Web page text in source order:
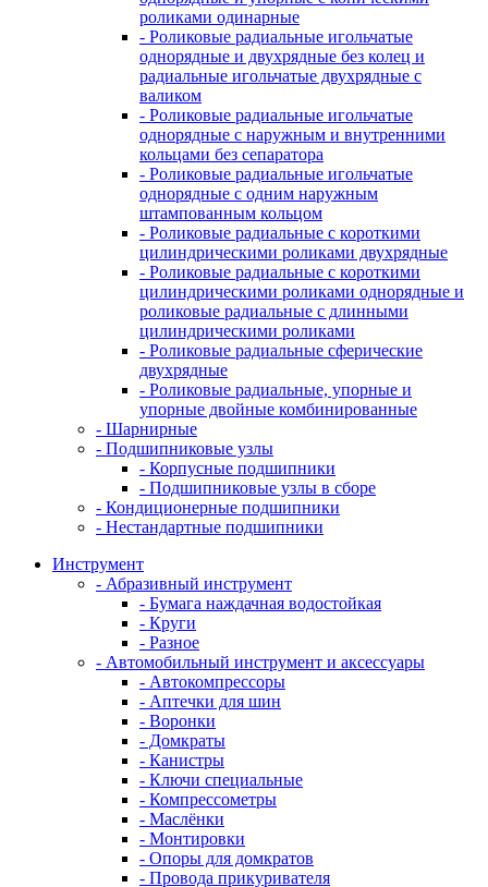
роликами одинарные
- Роликовые радиальные игольчатые
однорядные и двухрядные без колец и
радиальные игольчатые двухрядные с
валиком
- Роликовые радиальные игольчатые
однорядные с наружным и внутренними
кольцами без сепаратора
- Роликовые радиальные игольчатые
однорядные с одним наружным
штампованным кольцом
- Роликовые радиальные с короткими
цилиндрическими роликами двухрядные
- Роликовые радиальные с короткими
цилиндрическими роликами однорядные и
роликовые радиальные с длинными
цилиндрическими роликами
- Роликовые радиальные сферические
двухрядные
- Роликовые радиальные, упорные и
упорные двойные комбинированные
- Шарнирные
- Подшипниковые узлы
- Корпусные подшипники
- Подшипниковые узлы в сборе
- Кондиционерные подшипники
- Нестандартные подшипники
Инструмент
- Абразивный инструмент
- Бумага наждачная водостойкая
- Круги
- Разное
- Автомобильный инструмент и аксессуары
- Автокомпрессоры
- Аптечки для шин
- Воронки
- Домкраты
- Канистры
- Ключи специальные
- Компрессометры
- Маслёнки
- Монтировки
- Опоры для домкратов
- Провода прикуривателя